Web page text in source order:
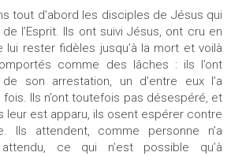
tout d’abord les disciples de Jésus qui
l’Esprit. Ils ont suivi Jésus, ont cru en
lui rester fidèles jusqu’à la mort et voilà
comme des lâches : ils l’ont
son arrestation, un d’entre eux l’a
Ils n’ont toutefois pas désespéré, et
leur est apparu, ils osent espérer contre
Ils attendent, comme personne n’a
ce qui n’est possible qu’à